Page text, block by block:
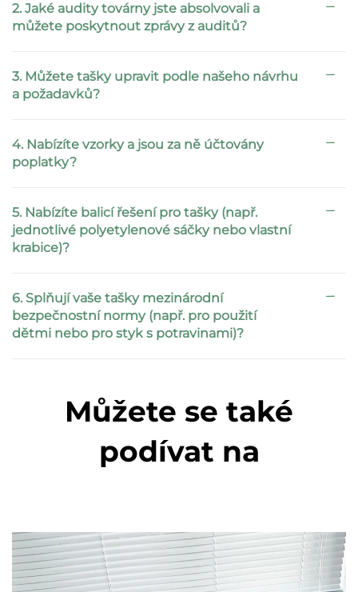
2. Jaké audity továrny jste absolvovali a
můžete poskytnout zprávy z auditů?
3. Můžete tašky upravit podle našeho návrhu
a požadavků?
4. Nabízíte vzorky a jsou za ně účtovány
poplatky?
5. Nabízíte balicí řešení pro tašky (např.
jednotlivé polyetylenové sáčky nebo vlastní
krabice)?
6. Splňují vaše tašky mezinárodní
bezpečnostní normy (např. pro použití
dětmi nebo pro styk s potravinami)?
Můžete se také
podívat na